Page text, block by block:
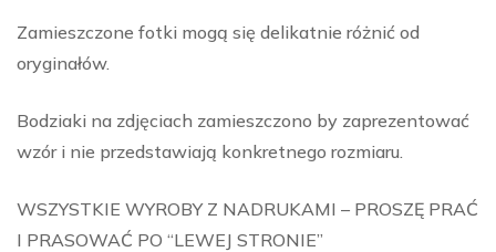
Zamieszczone fotki mogą się delikatnie różnić od
oryginałów.
Bodziaki na zdjęciach zamieszczono by zaprezentować
wzór i nie przedstawiają konkretnego rozmiaru.
WSZYSTKIE WYROBY Z NADRUKAMI – PROSZĘ PRAĆ
I PRASOWAĆ PO “LEWEJ STRONIE”